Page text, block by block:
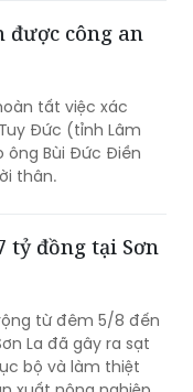
tất việc xác
Đức (tỉnh Lâm
Bùi Đức Điền
thân.
đồng tại Sơn
từ đêm 5/8 đến
bộ và làm thiệt
xuất nông nghiệp
ảnh hưởng đến
dân.